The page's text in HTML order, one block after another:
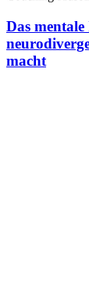
Das
macht